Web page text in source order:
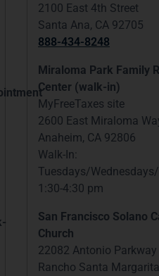
2100 East 4th Street
Santa Ana, CA 92705
888-434-8248
Miraloma Park Family
Center (walk-in)
MyFreeTaxes site
2600 East Miraloma
Anaheim, CA 92806
Walk-In:
Tuesdays/
1:30-4:30 pm
San Francisco Solano
Church
22082 Antonio Parkway
Rancho Santa